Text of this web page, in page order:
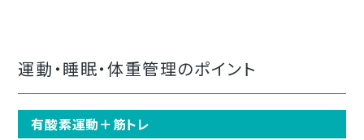
運動・睡眠・体重管理のポイント
有酸素運動＋筋トレ